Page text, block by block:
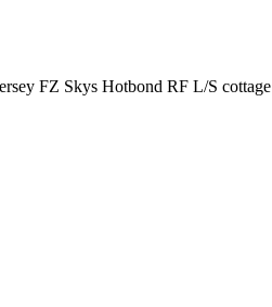
FZ Skys Hotbond RF L/S cottage